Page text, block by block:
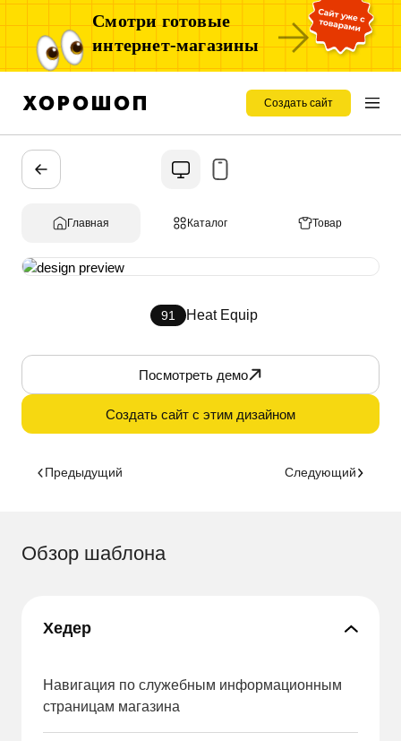
Смотри готовые
интернет-магазины
Создать сайт
Главная Каталог Товар
91 Heat Equip
Посмотреть демо
Создать сайт с этим дизайном
Предыдущий Следующий
Обзор шаблона
Хедер
Навигация по служебным информационным
страницам магазина